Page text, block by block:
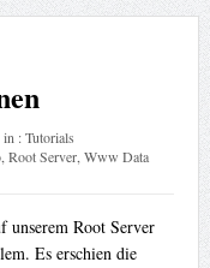
in :Tutorials
, Root Server, Www Data
unserem Root Server
Es erschien die